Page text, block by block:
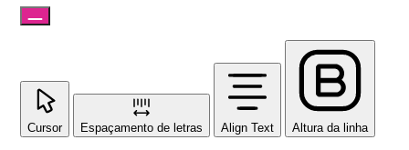
Cursor Espaçamento de letras Align Text Altura da linha